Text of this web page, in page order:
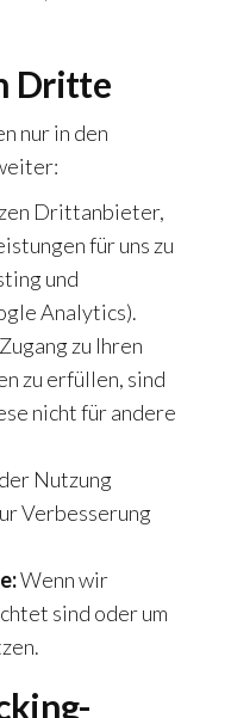
Dritte
nur in den
Drittanbieter,
für uns zu
und
Analytics).
zu Ihren
zu erfüllen, sind
nicht für andere
Nutzung
Verbesserung
Wenn wir
sind oder um